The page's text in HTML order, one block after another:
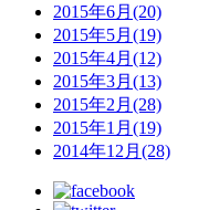
2015年6月(20)
2015年5月(19)
2015年4月(12)
2015年3月(13)
2015年2月(28)
2015年1月(19)
2014年12月(28)